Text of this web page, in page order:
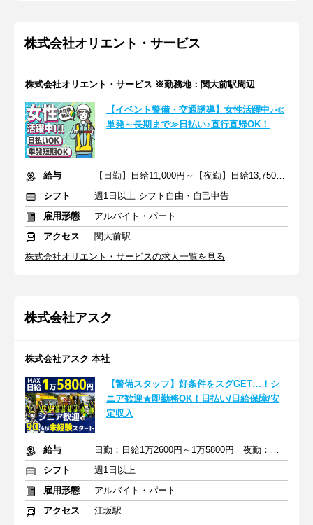
株式会社オリエント・サービス
株式会社オリエント・サービス ※勤務地：関大前駅周辺
【イベント警備・交通誘導】女性活躍中♪≪
単発～長期まで≫日払い♪直行直帰OK！
給与
【日勤】日給11,000円～【夜勤】日給13,750円～
シフト
週1日以上 シフト自由・自己申告
雇用形態
アルバイト・パート
アクセス
関大前駅
株式会社オリエント・サービスの求人一覧を見る
株式会社アスク
株式会社アスク 本社
【警備スタッフ】好条件をスグGET…！シ
ニア歓迎★即勤務OK！日払い/日給保障/安
定収入
給与
日勤：日給1万2600円～1万5800円 夜勤：日給1万4475～1万7175円
シフト
週1日以上
雇用形態
アルバイト・パート
アクセス
江坂駅